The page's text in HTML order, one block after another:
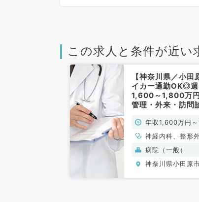
この求人と条件が近い
【神奈川県／小田
イカー通勤OK◎
1,600～1,800万
管理・外来・訪問
次救急指定病院（
外科系／常勤）
年収1,600万円
円
神経内科、整形
外科、脳神経外
外科、心臓血管
器科、一般内科
病院（一般）
神奈川県小田原